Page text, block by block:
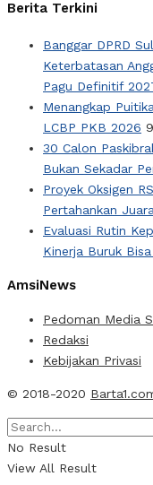
Berita Terkini
Banggar DPRD
Keterbatasan
Pagu Definitif
Menangkap
LCBP PKB 2026
30 Calon
Bukan Sekadar
Proyek Oksigen
Pertahankan
Evaluasi Rutin
Kinerja Buruk
AmsiNews
Pedoman Media
Redaksi
Kebijakan Privasi
© 2018-2020
No Result
View All Result